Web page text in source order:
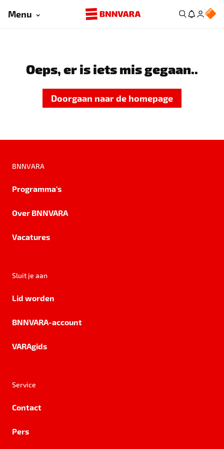
Menu
Oeps, er is iets mis gegaan..
Doorgaan naar de homepage
BNNVARA
Programma's
Over BNNVARA
Vacatures
Sluit je aan
Lid worden
BNNVARA-account
VARAgids
Service
Contact
Pers